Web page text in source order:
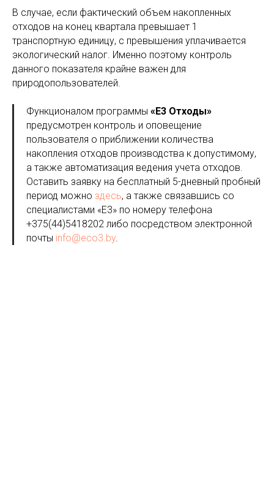
В случае, если фактический объем накопленных
отходов на конец квартала превышает 1
транспортную единицу, с превышения уплачивается
экологический налог. Именно поэтому контроль
данного показателя крайне важен для
природопользователей.
Функционалом программы «Е3 Отходы»
предусмотрен контроль и оповещение
пользователя о приближении количества
накопления отходов производства к допустимому,
а также автоматизация ведения учета отходов.
Оставить заявку на бесплатный 5-дневный пробный
период можно здесь, а также связавшись со
специалистами «Е3» по номеру телефона
+375(44)5418202 либо посредством электронной
почты info@eco3.by.